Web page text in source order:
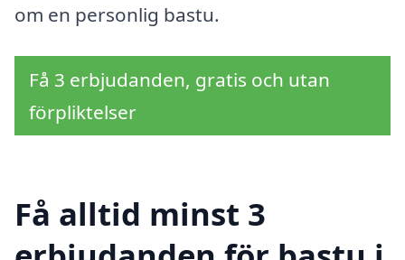
om en personlig bastu.
Få 3 erbjudanden, gratis och utan
förpliktelser
Få alltid minst 3